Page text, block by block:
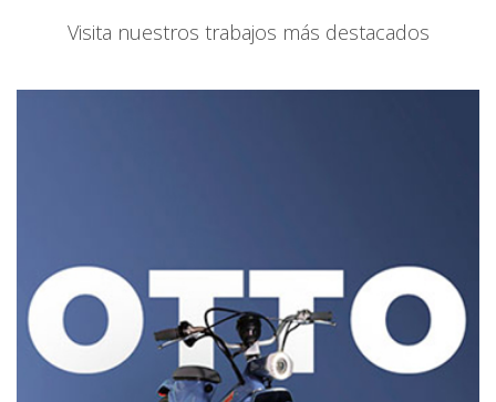
Visita nuestros trabajos más destacados